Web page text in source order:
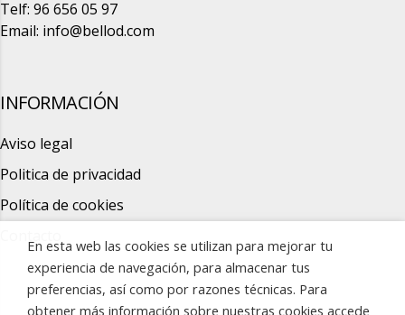
Telf: 96 656 05 97
Email: info@bellod.com
INFORMACIÓN
Aviso legal
Politica de privacidad
Política de cookies
En esta web las cookies se utilizan para mejorar tu
experiencia de navegación, para almacenar tus
preferencias, así como por razones técnicas. Para
obtener más información sobre nuestras cookies accede